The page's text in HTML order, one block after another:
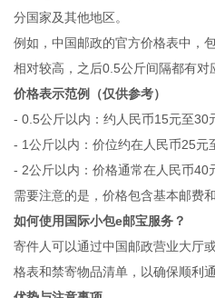
分国家及其他地区。
例如，中国邮政的官方价格表中，
相对较高，之后0.5公斤间隔都有
价格表示范例（仅供参考）
- 0.5公斤以内：约人民币15元至30
- 1公斤以内：价位约在人民币25元
- 2公斤以内：价格通常在人民币40
需要注意的是，价格包含基本邮费
如何使用国际小包e邮宝服务？
寄件人可以通过中国邮政营业大厅
格表和禁寄物品清单，以确保顺利